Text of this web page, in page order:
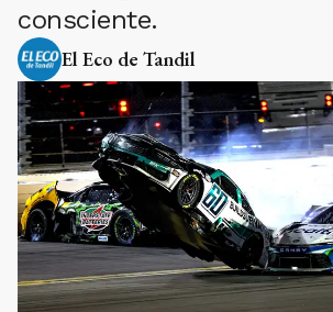
consciente.
El Eco de Tandil